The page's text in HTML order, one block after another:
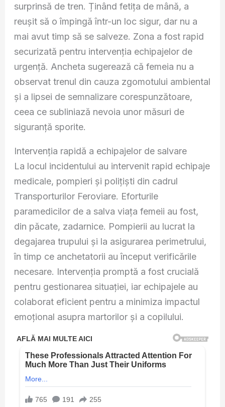
surprinsă de tren. Ținând fetița de mână, a
reușit să o împingă într-un loc sigur, dar nu a
mai avut timp să se salveze. Zona a fost rapid
securizată pentru intervenția echipajelor de
urgență. Ancheta sugerează că femeia nu a
observat trenul din cauza zgomotului ambiental
și a lipsei de semnalizare corespunzătoare,
ceea ce subliniază nevoia unor măsuri de
siguranță sporite.
Intervenția rapidă a echipajelor de salvare
La locul incidentului au intervenit rapid echipaje
medicale, pompieri și polițiști din cadrul
Transporturilor Feroviare. Eforturile
paramedicilor de a salva viața femeii au fost,
din păcate, zadarnice. Pompierii au lucrat la
degajarea trupului și la asigurarea perimetrului,
în timp ce anchetatorii au început verificările
necesare. Intervenția promptă a fost crucială
pentru gestionarea situației, iar echipajele au
colaborat eficient pentru a minimiza impactul
emoțional asupra martorilor și a copilului.